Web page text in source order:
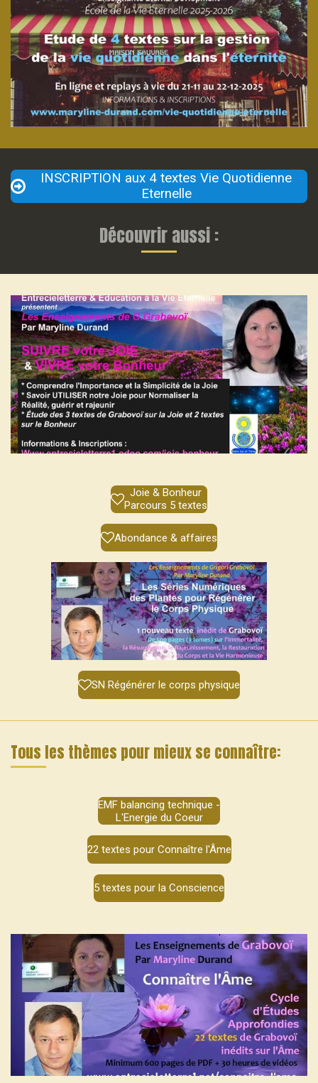
INSCRIPTION aux 4 textes Vie Quotidienne
Eternelle
Découvrir aussi :
Joie & Bonheur
Parcours 5 textes
Abondance & affaires
SN Régénérer le corps physique
Tous les thèmes pour mieux se connaître:
EMF balancing technique -
L'Energie du Coeur
22 textes pour Connaître l'Âme
5 textes pour la Conscience